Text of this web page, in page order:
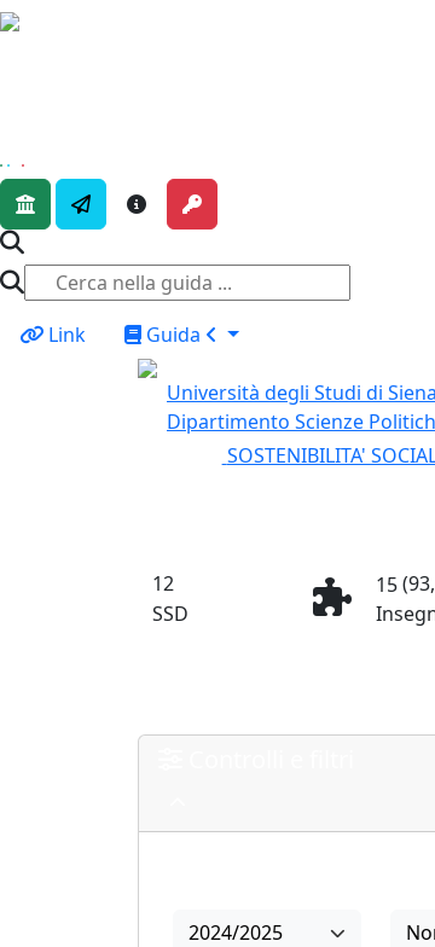
Link Guida
Università degli Studi di Siena
Dipartimento Scienze
SOSTENIBILITA'
12
SSD
15
2024/2025